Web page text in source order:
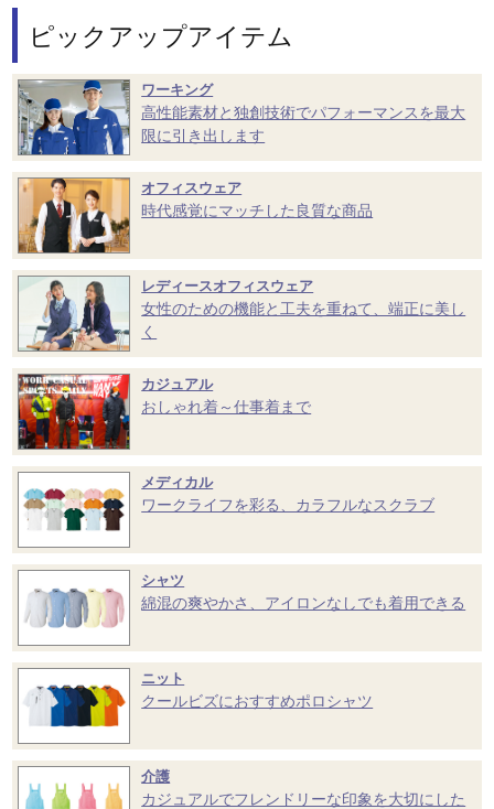
ピックアップアイテム
ワーキング
高性能素材と独創技術でパフォーマンスを最大
限に引き出します
オフィスウェア
時代感覚にマッチした良質な商品
レディースオフィスウェア
女性のための機能と工夫を重ねて、端正に美し
く
カジュアル
おしゃれ着～仕事着まで
メディカル
ワークライフを彩る、カラフルなスクラブ
シャツ
綿混の爽やかさ、アイロンなしでも着用できる
ニット
クールビズにおすすめポロシャツ
介護
カジュアルでフレンドリーな印象を大切にした